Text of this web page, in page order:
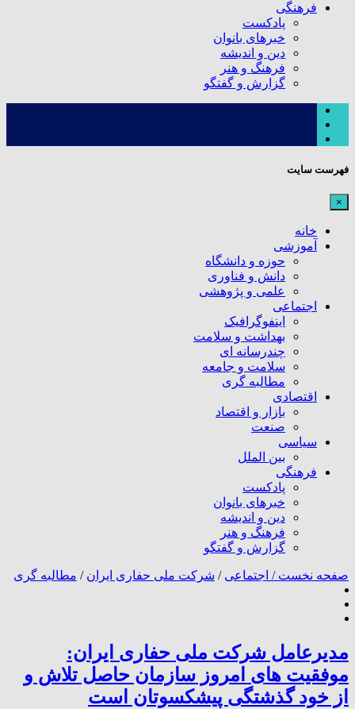
فرهنگی
پادکست
خبرهای بانوان
دین و اندیشه
فرهنگ و هنر
گزارش و گفتگو
فهرست سایت
×
خانه
آموزشی
حوزه و دانشگاه
دانش و فناوری
علمی و پژوهشی
اجتماعی
اینفوگرافیک
بهداشت و سلامت
چندرسانه ای
سلامت و جامعه
مطالبه گری
اقتصادی
بازار و اقتصاد
صنعت
سیاسی
بین الملل
فرهنگی
پادکست
خبرهای بانوان
دین و اندیشه
فرهنگ و هنر
گزارش و گفتگو
صفحه نخست / اجتماعی / شرکت ملی حفاری ایران / مطالبه گری
مدیرعامل شرکت ملی حفاری ایران:
موفقیت های امروز سازمان حاصل تلاش و
از خود گذشتگی پیشکسوتان است